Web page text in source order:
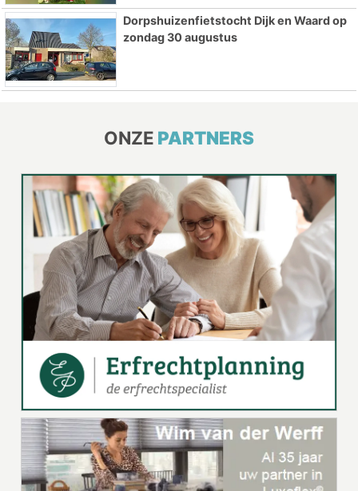
Dorpshuizenfietstocht Dijk en Waard op
zondag 30 augustus
ONZE PARTNERS